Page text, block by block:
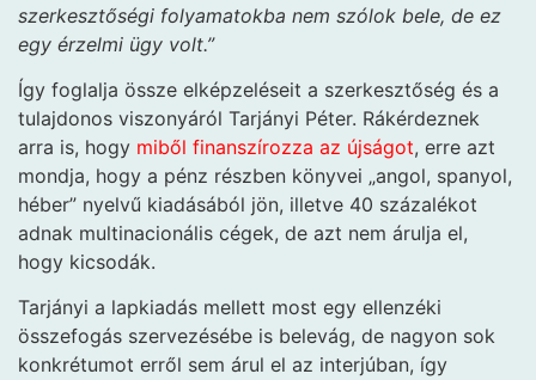
szerkesztőségi folyamatokba nem szólok bele, de ez
egy érzelmi ügy volt.”
Így foglalja össze elképzeléseit a szerkesztőség és a
tulajdonos viszonyáról Tarjányi Péter. Rákérdeznek
arra is, hogy miből finanszírozza az újságot, erre azt
mondja, hogy a pénz részben könyvei „angol, spanyol,
héber” nyelvű kiadásából jön, illetve 40 százalékot
adnak multinacionális cégek, de azt nem árulja el,
hogy kicsodák.
Tarjányi a lapkiadás mellett most egy ellenzéki
összefogás szervezésébe is belevág, de nagyon sok
konkrétumot erről sem árul el az interjúban, így